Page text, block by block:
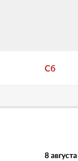
Сб
8 августа